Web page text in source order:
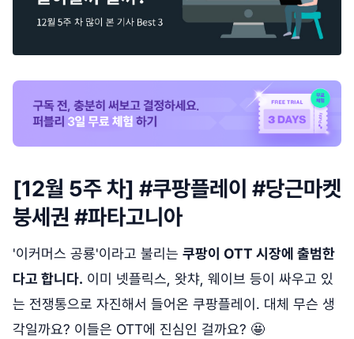
[12월 5주 차] #쿠팡플레이 #당근마켓
붕세권 #파타고니아
'이커머스 공룡'이라고 불리는 쿠팡이 OTT 시장에 출범한
다고 합니다. 이미 넷플릭스, 왓챠, 웨이브 등이 싸우고 있
는 전쟁통으로 자진해서 들어온 쿠팡플레이. 대체 무슨 생
각일까요? 이들은 OTT에 진심인 걸까요? 🤩